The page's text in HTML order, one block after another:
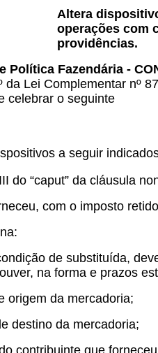
Altera
operações com
providências.
Política Fazendária -
da Lei Complementar nº
celebrar o seguinte
a seguir
do “caput” da cláusula
com o imposto
de substituída,
na forma e prazos
origem da mercadoria;
destino da mercadoria;
contribuinte que